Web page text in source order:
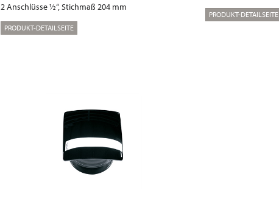
2 Anschlüsse ½“, Stichmaß 204 mm
PRODUKT-DETAILSEITE
PRODUKT-DETAILSEITE